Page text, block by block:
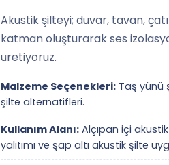
Akustik şilteyi; duvar, tavan,
katman oluşturarak ses
üretiyoruz.
Malzeme Seçenekleri:Taş yünü
şilte alternatifleri.
Kullanım Alanı:Alçıpan içi
yalıtımı ve şap altı akustik şilte